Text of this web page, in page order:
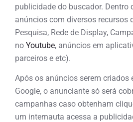
publicidade do buscador. Dentro
anúncios com diversos recursos
Pesquisa, Rede de Display,
no Youtube, anúncios em
parceiros e etc).
Após os anúncios serem criados
Google, o anunciante só será
campanhas caso obtenham
um internauta acessa a